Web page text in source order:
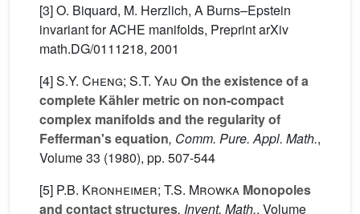
[3] O. Biquard, M. Herzlich, A Burns–Epstein
invariant for ACHE manifolds, Preprint arXiv
math.DG/0111218, 2001
[4]S.Y. Cheng; S.T. Yau On the existence of a
complete Kähler metric on non-compact
complex manifolds and the regularity of
Fefferman's equation, Comm. Pure. Appl. Math.,
Volume 33 (1980), pp. 507-544
[5] P.B. Kronheimer; T.S. Mrowka Monopoles
and contact structures, Invent. Math., Volume